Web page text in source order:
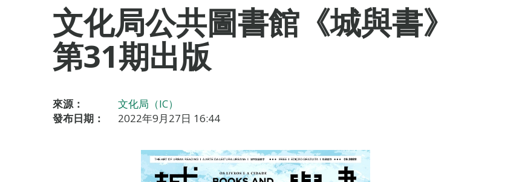
文化局公共圖書館《城與書》
第31期出版
來源：
文化局（IC）
發布日期：
2022年9月27日 16:44